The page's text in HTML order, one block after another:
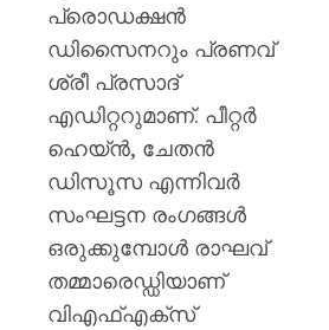
പ്രൊഡക്ഷൻ
ഡിസൈനറും പ്രണവ്
ശ്രീ പ്രസാദ്
എഡിറ്ററുമാണ്. പീറ്റർ
ഹെയ്ൻ, ചേതൻ
ഡിസൂസ എന്നിവർ
സംഘട്ടന രംഗങ്ങൾ
ഒരുക്കുമ്പോൾ രാഘവ്
തമ്മാരെഡ്ഡിയാണ്
വിഎഫ്എക്സ്